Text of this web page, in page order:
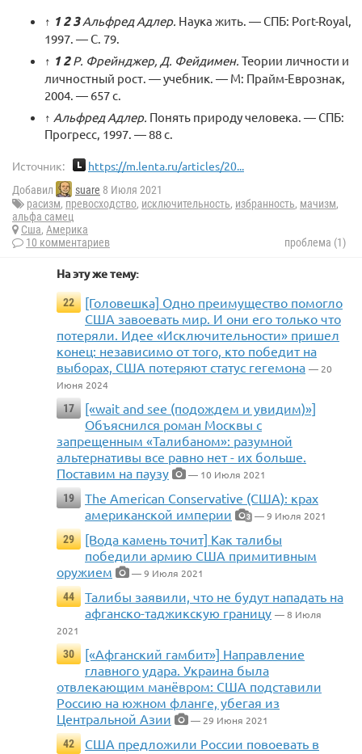
↑ 1 2 3 Альфред Адлер. Наука жить. — СПБ: Port-Royal,
1997. — С. 79.
↑ 1 2 Р. Фрейнджер, Д. Фейдимен. Теории личности и
личностный рост. — учебник. — М: Прайм-Еврознак,
2004. — 657 с.
↑ Альфред Адлер. Понять природу человека. — СПБ:
Прогресс, 1997. — 88 с.
Источник: https://m.lenta.ru/articles/20...
Добавил suare 8 Июля 2021
расизм, превосходство, исключительность, избранность, мачизм,
альфа самец
Сша, Америка
10 комментариев
проблема (1)
На эту же тему:
22
[Головешка] Одно преимущество помогло
США завоевать мир. И они его только что
потеряли. Идее «Исключительности» пришел
конец: независимо от того, кто победит на
выборах, США потеряют статус гегемона — 20
Июня 2024
17
[«wait and see (подождем и увидим)»]
Объяснился роман Москвы с
запрещенным «Талибаном»: разумной
альтернативы все равно нет - их больше.
Поставим на паузу
— 10 Июля 2021
19
The American Conservative (США): крах
американской империи
3 — 9 Июля 2021
29
[Вода камень точит] Как талибы
победили армию США примитивным
оружием
— 9 Июля 2021
44
Талибы заявили, что не будут нападать на
афганско-таджикскую границу — 8 Июля
2021
30
[«Афганский гамбит»] Направление
главного удара. Украина была
отвлекающим манёвром: США подставили
Россию на южном фланге, убегая из
Центральной Азии
— 29 Июня 2021
42
США предложили России повоевать в